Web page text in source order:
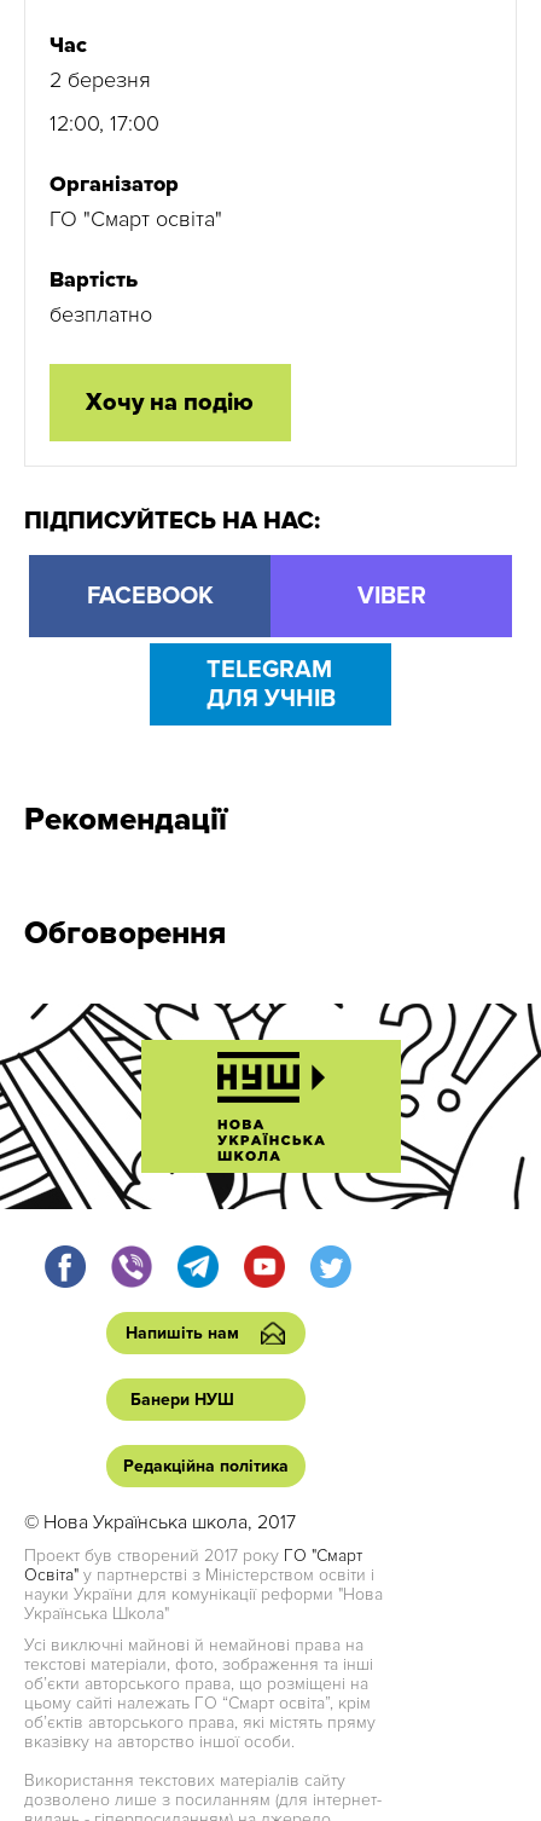
Час
2 березня
12:00, 17:00
Організатор
ГО "Смарт освіта"
Вартість
безплатно
Хочу на подію
ПІДПИСУЙТЕСЬ НА НАС:
FACEBOOK VIBER
TELEGRAM
ДЛЯ УЧНІВ
Рекомендації
Обговорення
Напишіть нам
Банери НУШ
Редакційна політика
© Нова Українська школа, 2017
Проект був створений 2017 року ГО "Смарт
Освіта" у партнерстві з Міністерством освіти і
науки України для комунікації реформи "Нова
Українська Школа"
Усі виключні майнові й немайнові права на
текстові матеріали, фото, зображення та інші
об’єкти авторського права, що розміщені на
цьому сайті належать ГО “Смарт освіта”, крім
об’єктів авторського права, які містять пряму
вказівку на авторство іншої особи.
Використання текстових матеріалів сайту
дозволено лише з посиланням (для інтернет-